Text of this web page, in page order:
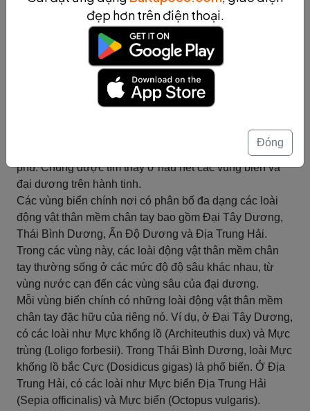
ra một màn trập và trốn thoát khỏi kẻ săn mồi.
Đây là một số thông tin cơ bản về kiểu sống của lớp
động vật thân mềm chân tay.
Phân bố địa lý của lớp động vật
thân mềm chân tay
Phân bố địa lý của lớp động vật thân mềm chân tay
(Cephalopoda) trên toàn thế giới rất đa dạng và phong
phú. Chúng được tìm thấy ở hầu hết các vùng biển và
đại dương trên hành tinh.
Các vùng biển chính nơi có phân bố đa dạng các loài
động vật thân mềm chân tay bao gồm Đại Tây Dương,
Thái Bình Dương, Ấn Độ Dương và Địa Trung Hải.
Trong các vùng này, các loài động vật thân mềm chân
tay thường sống ở các mức độ độ sâu khác nhau, từ
vùng nước cạn đến các vùng sâu của đại dương.
Mỗi vùng biển chính có những loài động vật thân mềm
chân tay đặc hữu của riêng nó. Ví dụ, ở Đại Tây Dương,
có các loài như Mực khổng lồ (Architeuthis dux) và Mực
trùng (Loligo forbesii). Trong Thái Bình Dương, loài Mực
khổng lồ bắc Cực (Dosidicus gigas) là phổ biến. Ở Địa
Trung Hải, có các loài như Mực biển Địa Trung Hải
(Sepia officinalis) và Mực biển (Octopus vulgaris).
đẹp hơn trên điện thoại.
Đóng